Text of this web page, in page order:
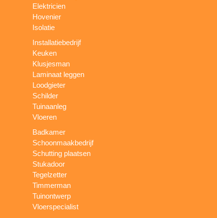
Elektricien
Hovenier
Isolatie
Installatiebedrijf
Keuken
Klusjesman
Laminaat leggen
Loodgieter
Schilder
Tuinaanleg
Vloeren
Badkamer
Schoonmaakbedrijf
Schutting plaatsen
Stukadoor
Tegelzetter
Timmerman
Tuinontwerp
Vloerspecialist